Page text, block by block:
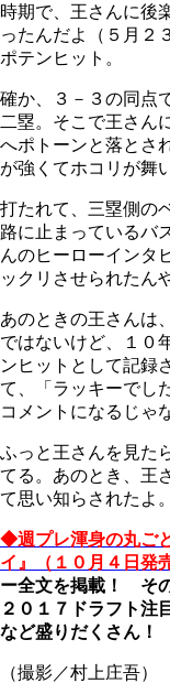
時期で、王さんに後
ったんだよ（５月２
ポテンヒット。
確か、３－３の同点
二塁。そこで王さん
へポトーンと落とさ
が強くてホコリが舞
打たれて、三塁側の
路に止まっているバ
んのヒーローインタ
ックリさせられたん
あのときの王さんは
ではないけど、１０
ンヒットとして記録
て、「ラッキーでし
コメントになるじゃ
ふっと王さんを見た
てる。あのとき、王
て思い知らされたよ。
◆週プレ渾身の丸ご
イ』（１０月４日発
ー全文を掲載！ そ
２０１７ドラフト注
など盛りだくさん！
（撮影／村上庄吾）